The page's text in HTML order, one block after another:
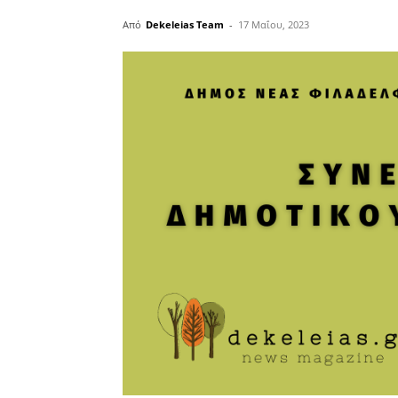
Από Dekeleias Team - 17 Μαΐου, 2023